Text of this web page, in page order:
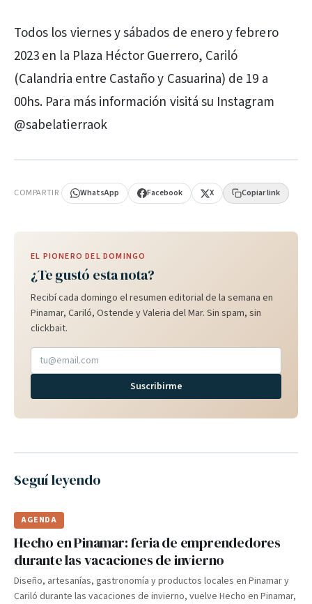
Todos los viernes y sábados de enero y febrero
2023 en la Plaza Héctor Guerrero, Cariló
(Calandria entre Castaño y Casuarina) de 19 a
00hs. Para más información visitá su Instagram
@sabelatierraok
COMPARTIR WhatsApp Facebook X Copiar link
EL PIONERO DEL DOMINGO
¿Te gustó esta nota?
Recibí cada domingo el resumen editorial de la semana en
Pinamar, Cariló, Ostende y Valeria del Mar. Sin spam, sin
clickbait.
Suscribirme
Seguí leyendo
AGENDA
Hecho en Pinamar: feria de emprendedores
durante las vacaciones de invierno
Diseño, artesanías, gastronomía y productos locales en Pinamar y
Cariló durante las vacaciones de invierno, vuelve Hecho en Pinamar,